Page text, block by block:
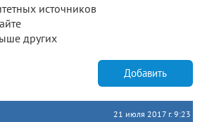
источников
других
Добавить
21 июля 2017 г. 9:23